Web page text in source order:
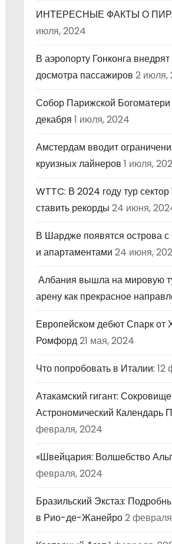
ИНТЕРЕСНЫЕ ФАКТЫ О
июля, 2024
В аэропорту Гонконга
досмотра пассажиров 2 июля,
Собор Парижской Богоматери
декабря 1 июля, 2024
Амстердам вводит
круизных лайнеров 1 июля,
WTTC: В 2024 году тур
ставить рекорды 24 июня,
В Шардже появятся острова
и апартаментами 24 июня,
Албания вышла на мировую
арену как прекрасное
Европейском дебют Спарк от
Ромфорд21 мая, 2024
Что попробовать в Италии: 12
Атакамский гигант:
Астрономический Календарь
февраля, 2024
«Швейцария: Волшебство
февраля, 2024
Бразильский Экстаз:
в Рио-де-Жанейро2